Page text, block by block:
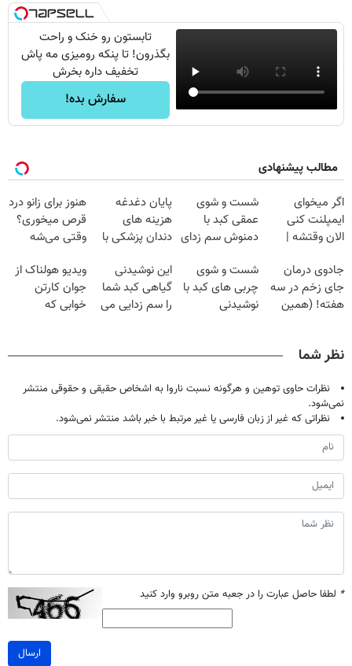
تابستون رو خنک و راحت
بگذرون! تا پنکه رومیزی مه پاش
تخفیف داره بخرش
سفارش بده!
مطالب پیشنهادی
اگر میخوای
ایمپلنت کنی
الان وقتشه |
میلیون تومان!!!
شست و شوی
عمقی کبد با
دمنوش سم زدای
پایان دغدغه
هزینه های
دندان پزشکی با
خانگی
هنوز برای زانو درد
قرص میخوری؟
وقتی می‌شه
درمانش کرد؟؟؟؟
جادوی درمان
جای زخم در سه
هفته! (همین
شست و شوی
چربی های کبد با
نوشیدنی
این نوشیدنی
گیاهی کبد شما
را سم زدایی می
ویدیو هولناک از
جوان کارتن
خوابی که
نظر شما
نظرات حاوی توهین و هرگونه نسبت ناروا به اشخاص حقیقی و حقوقی منتشر
نمی‌شود.
نظراتی که غیر از زبان فارسی یا غیر مرتبط با خبر باشد منتشر نمی‌شود.
* لطفا حاصل عبارت را در جعبه متن روبرو وارد کنید
ارسال